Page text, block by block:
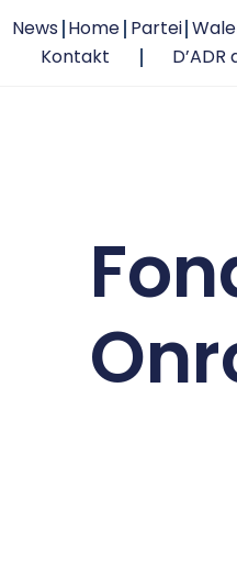
News Home Partei
Kontakt